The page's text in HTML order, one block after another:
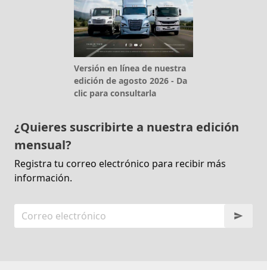
Versión en línea de nuestra
edición de agosto 2026 - Da
clic para consultarla
¿Quieres suscribirte a nuestra edición
mensual?
Registra tu correo electrónico para recibir más
información.